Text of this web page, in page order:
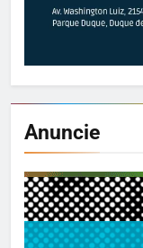
Anuncie